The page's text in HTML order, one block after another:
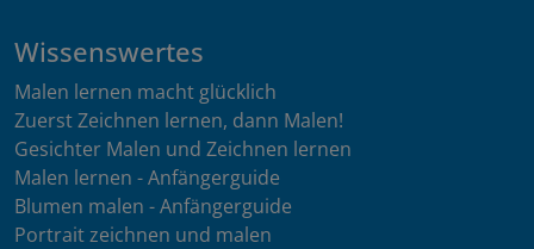
Wissenswertes
Malen lernen macht glücklich
Zuerst Zeichnen lernen, dann Malen!
Gesichter Malen und Zeichnen lernen
Malen lernen - Anfängerguide
Blumen malen - Anfängerguide
Portrait zeichnen und malen